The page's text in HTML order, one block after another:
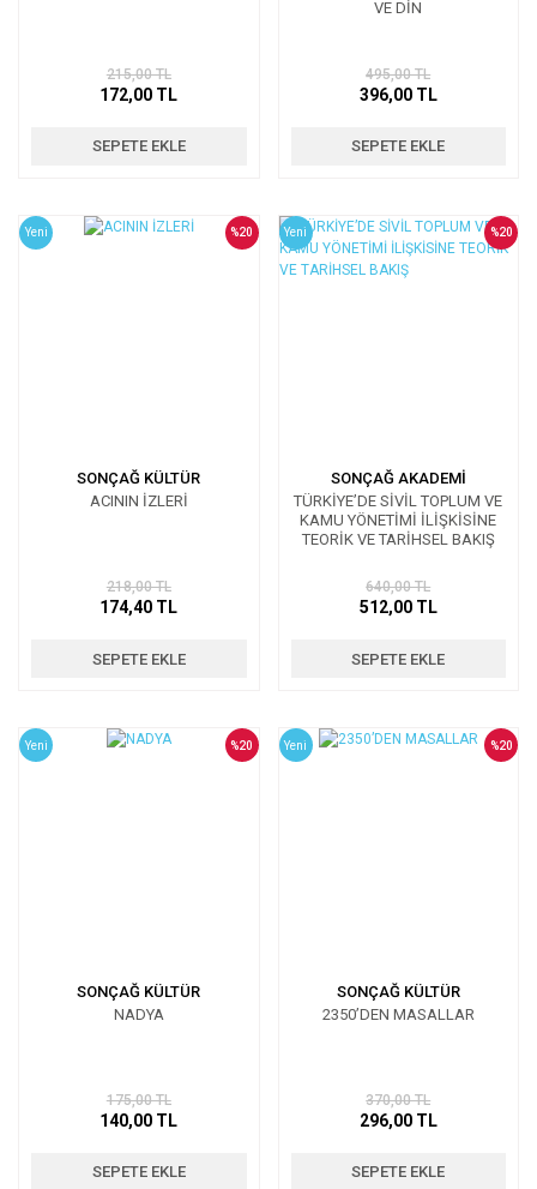
215,00 TL
172,00 TL
SEPETE EKLE
VE DİN
495,00 TL
396,00 TL
SEPETE EKLE
Yeni
SONÇAĞ KÜLTÜR
ACININ İZLERİ
%20
218,00 TL
174,40 TL
SEPETE EKLE
Yeni
SONÇAĞ AKADEMİ
TÜRKİYE’DE SİVİL TOPLUM VE
KAMU YÖNETİMİ İLİŞKİSİNE
TEORİK VE TARİHSEL BAKIŞ
%20
640,00 TL
512,00 TL
SEPETE EKLE
Yeni
SONÇAĞ KÜLTÜR
NADYA
%20
175,00 TL
140,00 TL
SEPETE EKLE
Yeni
SONÇAĞ KÜLTÜR
2350’DEN MASALLAR
%20
370,00 TL
296,00 TL
SEPETE EKLE